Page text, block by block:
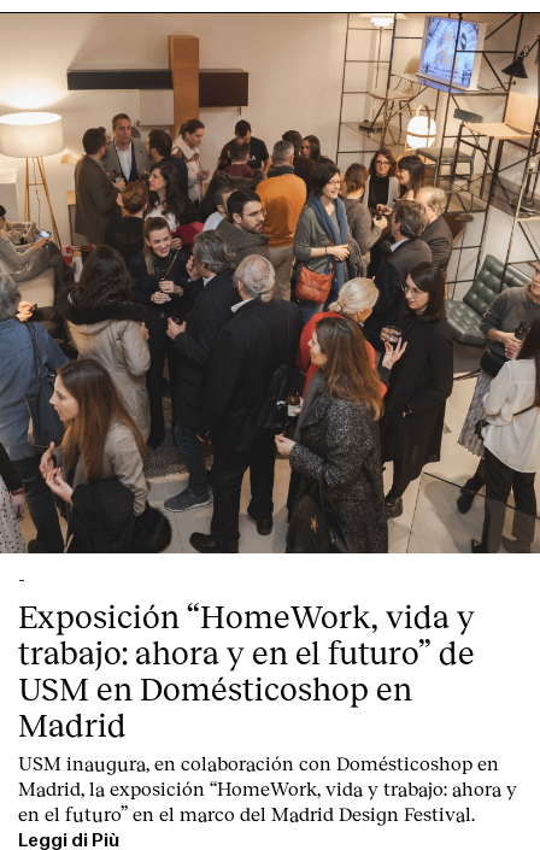
-
Exposición “HomeWork, vida y
trabajo: ahora y en el futuro” de
USM en Domésticoshop en
Madrid
USM inaugura, en colaboración con Domésticoshop en
Madrid, la exposición “HomeWork, vida y trabajo: ahora y
en el futuro” en el marco del Madrid Design Festival.
Leggi di Più